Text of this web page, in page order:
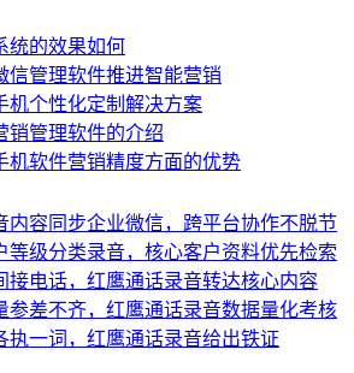
统的效果如何
信管理软件推进智能营销
机个性化定制解决方案
销管理软件的介绍
机软件营销精度方面的优势
内容同步企业微信，跨平台协作不脱节
等级分类录音，核心客户资料优先检索
接电话，红鹰通话录音转达核心内容
参差不齐，红鹰通话录音数据量化考核
执一词，红鹰通话录音给出铁证